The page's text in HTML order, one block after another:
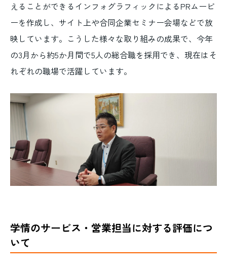
えることができるインフォグラフィックによるPRムービ
ーを作成し、サイト上や合同企業セミナー会場などで放
映しています。こうした様々な取り組みの成果で、今年
の3月から約5か月間で5人の総合職を採用でき、現在はそ
れぞれの職場で活躍しています。
学情のサービス・営業担当に対する評価につ
いて